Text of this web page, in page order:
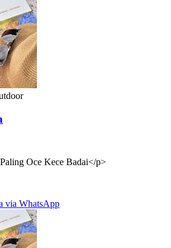
Oce Kece Badai</p>
via WhatsApp